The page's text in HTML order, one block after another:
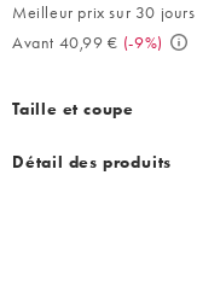
Meilleur prix sur 30
Avant 40,99 € (-9%)
Taille et coupe
Détail des produits